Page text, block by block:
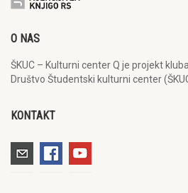
O NAS
ŠKUC – Kulturni center Q je projekt
Društvo Študentski kulturni center
KONTAKT